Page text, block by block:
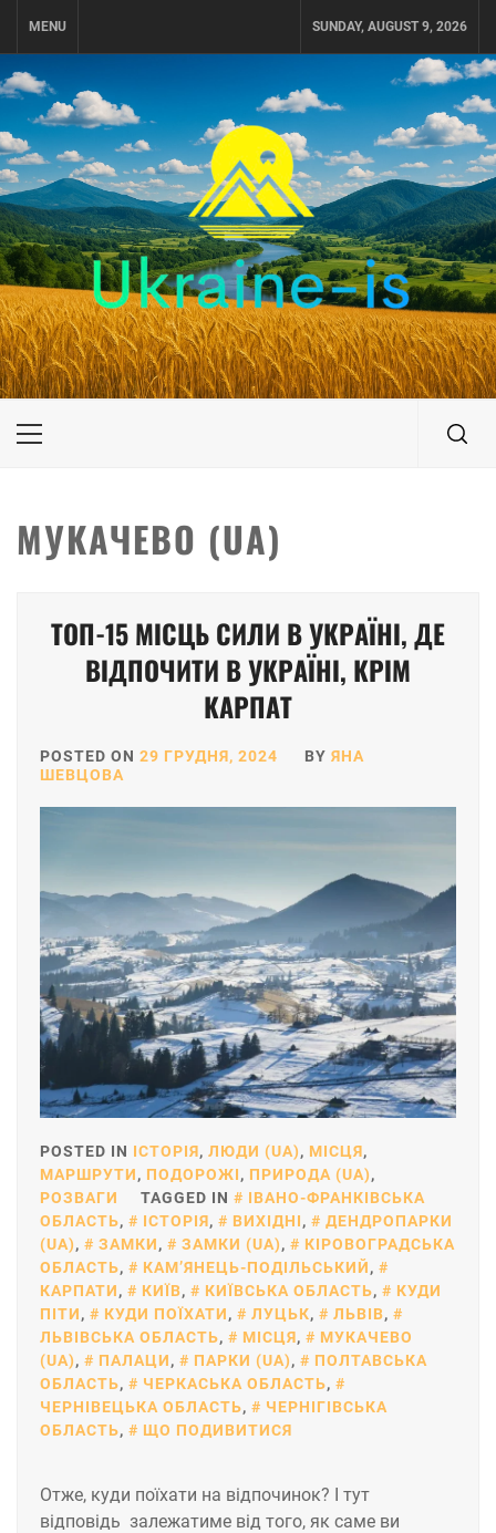
MENU SUNDAY, AUGUST 9, 2026
UKRAINE-IS
ПОДОРОЖI ПО УКРАЇНІ
Primary
МУКАЧЕВО (UA)
ТОП-15 МІСЦЬ СИЛИ В УКРАЇНІ, ДЕ
ВІДПОЧИТИ В УКРАЇНІ, КРІМ
КАРПАТ
POSTED ON 29 ГРУДНЯ, 2024 BY ЯНА
ШЕВЦОВА
POSTED IN ІСТОРІЯ, ЛЮДИ (UA), МІСЦЯ,
МАРШРУТИ, ПОДОРОЖІ, ПРИРОДА (UA),
РОЗВАГИ
TAGGED IN
ІВАНО-ФРАНКІВСЬКА
ОБЛАСТЬ, ІСТОРІЯ, ВИХІДНІ,
ДЕНДРОПАРКИ
(UA), ЗАМКИ, ЗАМКИ (UA),
КІРОВОГРАДСЬКА
ОБЛАСТЬ, КАМ’ЯНЕЦЬ-ПОДІЛЬСЬКИЙ,
КАРПАТИ, КИЇВ, КИЇВСЬКА ОБЛАСТЬ,
КУДИ
ПІТИ, КУДИ ПОЇХАТИ, ЛУЦЬК, ЛЬВІВ,
ЛЬВІВСЬКА ОБЛАСТЬ, МІСЦЯ,
МУКАЧЕВО
(UA), ПАЛАЦИ, ПАРКИ (UA),
ПОЛТАВСЬКА
ОБЛАСТЬ, ЧЕРКАСЬКА ОБЛАСТЬ,
ЧЕРНІВЕЦЬКА ОБЛАСТЬ,
ЧЕРНІГІВСЬКА
ОБЛАСТЬ, ЩО ПОДИВИТИСЯ
Отже, куди поїхати на відпочинок? І тут
відповідь залежатиме від того, як саме ви